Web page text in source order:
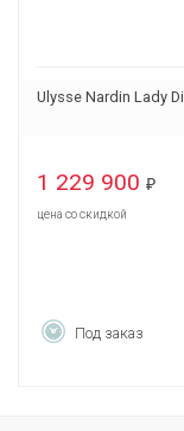
Ulysse Nardin Lady
1 229 900 ₽
цена со скидкой
Под заказ